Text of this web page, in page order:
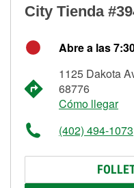
City Tienda
Abre a las
1125 Dakota
68776
Cómo llegar
(402) 494-1073